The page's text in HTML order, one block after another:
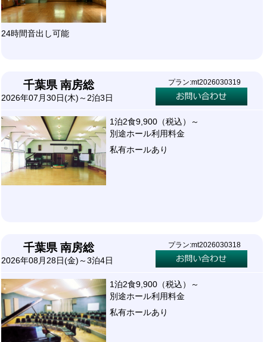
24時間音出し可能
千葉県 南房総
2026年07月30日(木)～2泊3日
プラン:mt2026030319
1泊2食9,900（税込）～
別途ホール利用料金
私有ホールあり
千葉県 南房総
2026年08月28日(金)～3泊4日
プラン:mt2026030318
1泊2食9,900（税込）～
別途ホール利用料金
私有ホールあり